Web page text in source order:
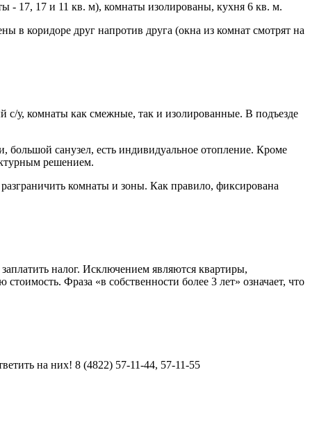
- 17, 17 и 11 кв. м), комнаты изолированы, кухня 6 кв. м.
в коридоре друг напротив друга (окна из комнат смотрят на
с/у, комнаты как смежные, так и изолированные. В подъезде
санузел, есть индивидуальное отопление. Кроме
решением.
комнаты и зоны. Как правило, фиксирована
налог. Исключением являются квартиры,
Фраза «в собственности более 3 лет» означает, что
на них! 8 (4822) 57-11-44, 57-11-55